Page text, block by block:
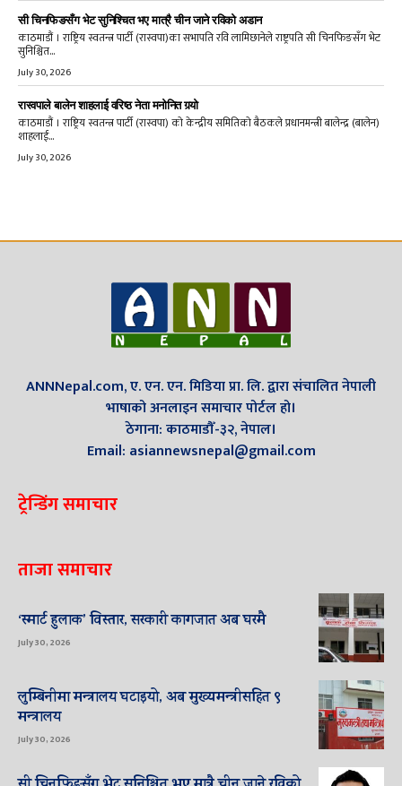
सी चिनफिङसँग भेट सुनिश्चित भए मात्रै चीन जाने रविको अडान
काठमाडौं । राष्ट्रिय स्वतन्त्र पार्टी (रास्वपा)का सभापति रवि लामिछानेले राष्ट्रपति सी चिनफिङसँग भेट
सुनिश्चित...
July 30, 2026
रास्वपाले बालेन शाहलाई वरिष्ठ नेता मनोनित गर्‍यो
काठमाडौं । राष्ट्रिय स्वतन्त्र पार्टी (रास्वपा) को केन्द्रीय समितिको बैठकले प्रधानमन्त्री बालेन्द्र (बालेन)
शाहलाई...
July 30, 2026
ANNNepal.com, ए. एन. एन. मिडिया प्रा. लि. द्वारा संचालित नेपाली
भाषाको अनलाइन समाचार पोर्टल हो।
ठेगाना: काठमाडौँ-३२, नेपाल।
Email: asiannewsnepal@gmail.com
ट्रेन्डिंग समाचार
ताजा समाचार
‘स्मार्ट हुलाक’ विस्तार, सरकारी कागजात अब घरमै
July 30, 2026
लुम्बिनीमा मन्त्रालय घटाइयो, अब मुख्यमन्त्रीसहित ९
मन्त्रालय
July 30, 2026